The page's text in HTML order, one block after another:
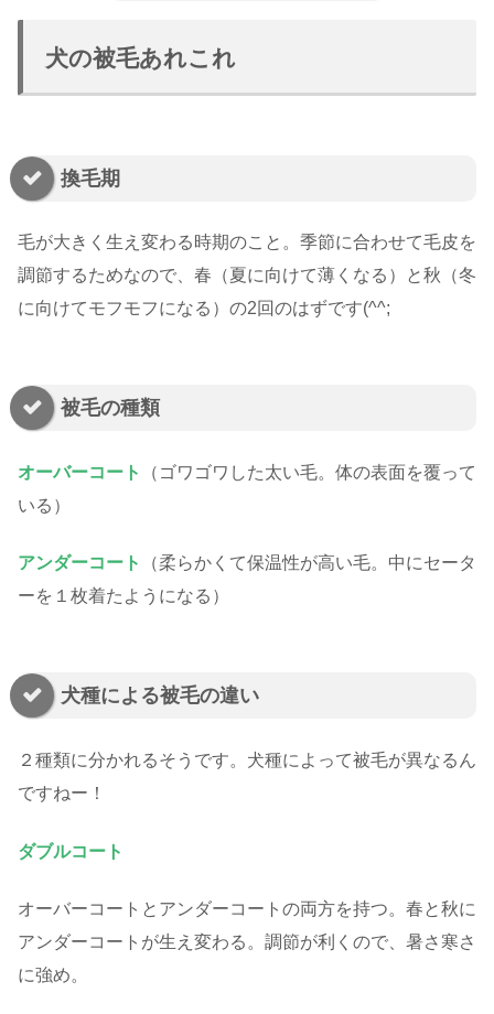
犬の被毛あれこれ
換毛期
毛が大きく生え変わる時期のこと。季節に合わせて毛皮を
調節するためなので、春（夏に向けて薄くなる）と秋（冬
に向けてモフモフになる）の2回のはずです(^^;
被毛の種類
オーバーコート
（ゴワゴワした太い毛。体の表面を覆って
いる）
アンダーコート
（柔らかくて保温性が高い毛。中にセータ
ーを１枚着たようになる）
犬種による被毛の違い
２種類に分かれるそうです。犬種によって被毛が異なるん
ですねー！
ダブルコート
オーバーコートとアンダーコートの両方を持つ。春と秋に
アンダーコートが生え変わる。調節が利くので、暑さ寒さ
に強め。